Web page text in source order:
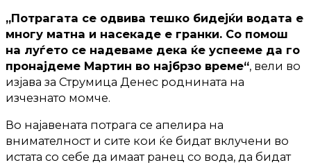
„Потрагата се одвива тешко бидејќи водата е
многу матна и насекаде е гранки. Со помош
на луѓето се надеваме дека ќе успееме да го
пронајдеме Мартин во најбрзо време“, вели во
изјава за Струмица Денес роднината на
изчезнато момче.
Во најавената потрага се апелира на
внимателност и сите кои ќе бидат вклучени во
истата со себе да имаат ранец со вода, да бидат